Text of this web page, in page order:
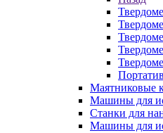
Маятниковые
Машины для
Станки для
Машины для